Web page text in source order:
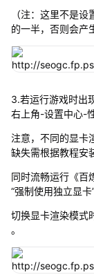
（注：这里不是
的一半，否则会产
3.若运行游戏时出
右上角-设置中心-
注意，不同的显卡
缺失需根据教程安
同时流畅运行《百
“强制使用独立显卡”
切换显卡渲染模式
。